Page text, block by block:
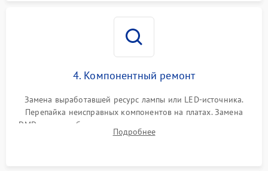
4. Компонентный ремонт
Замена выработавшей ресурс лампы или LED-источника.
Перепайка неисправных компонентов на платах. Замена
DMD-чипа при битых пикселях, установка нового цветового
колеса или восстановление сгоревших поляризационных
Подробнее